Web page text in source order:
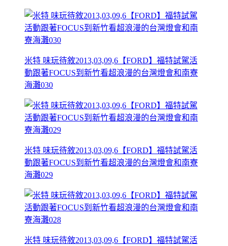
米特 味玩待敘2013,03,09,6【FORD】福特試駕活
動跟著FOCUS到新竹看超浪漫的台灣燈會和南寮
海灘030
米特 味玩待敘2013,03,09,6【FORD】福特試駕活
動跟著FOCUS到新竹看超浪漫的台灣燈會和南寮
海灘029
米特 味玩待敘2013,03,09,6【FORD】福特試駕活